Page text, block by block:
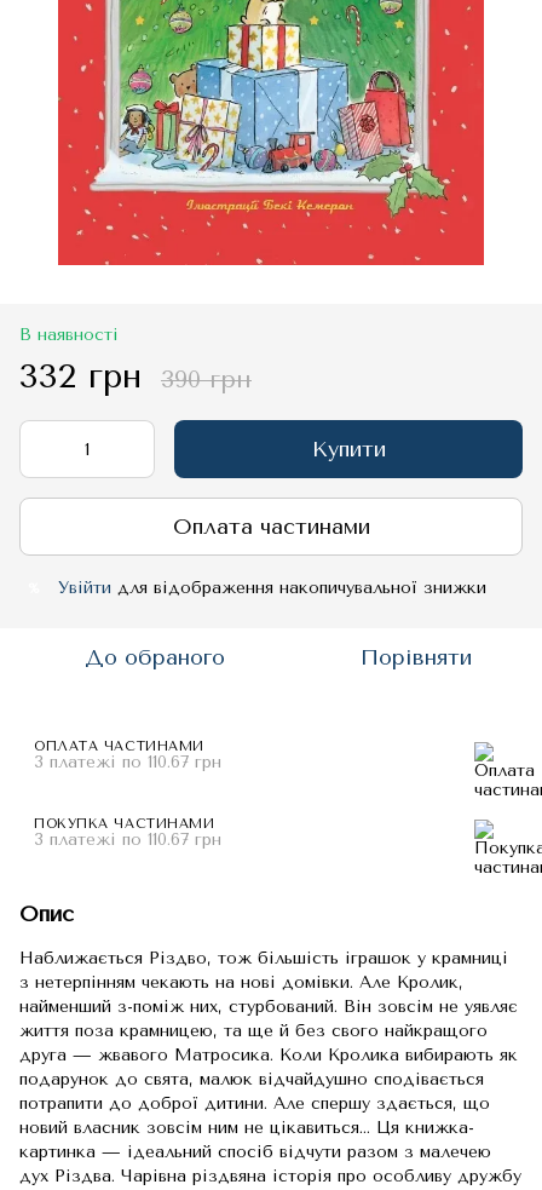
В наявності
332 грн 390 грн
Купити
Оплата частинами
Увійти для відображення накопичувальної знижки
До обраного Порівняти
ОПЛАТА ЧАСТИНАМИ
3 платежі по 110.67 грн
ПОКУПКА ЧАСТИНАМИ
3 платежі по 110.67 грн
Опис
Наближається Різдво, тож більшість іграшок у крамниці
з нетерпінням чекають на нові домівки. Але Кролик,
найменший з-поміж них, стурбований. Він зовсім не уявляє
життя поза крамницею, та ще й без свого найкращого
друга — жвавого Матросика. Коли Кролика вибирають як
подарунок до свята, малюк відчайдушно сподівається
потрапити до доброї дитини. Але спершу здається, що
новий власник зовсім ним не цікавиться… Ця книжка-
картинка — ідеальний спосіб відчути разом з малечею
дух Різдва. Чарівна різдвяна історія про особливу дружбу